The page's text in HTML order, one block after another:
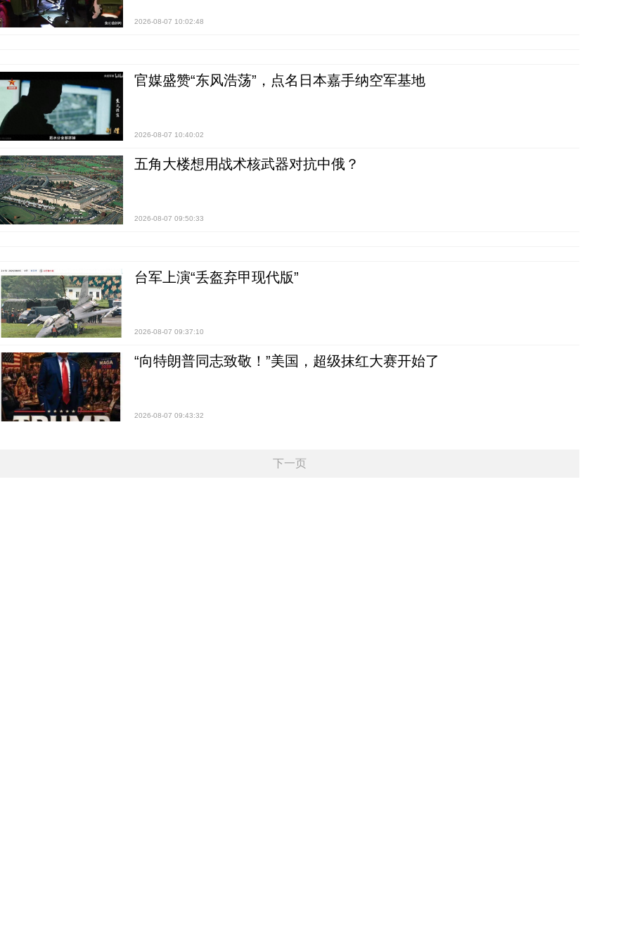
2026-08-07 10:02:48
官媒盛赞“东风浩荡”，点名日本嘉手纳空军基地
2026-08-07 10:40:02
五角大楼想用战术核武器对抗中俄？
2026-08-07 09:50:33
台军上演“丢盔弃甲现代版”
2026-08-07 09:37:10
“向特朗普同志致敬！”美国，超级抹红大赛开始了
2026-08-07 09:43:32
下一页